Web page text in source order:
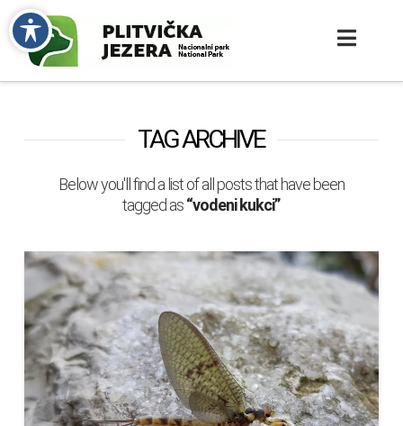
TAG ARCHIVE
Below you'll find a list of all posts that have been
tagged as“vodeni kukci”